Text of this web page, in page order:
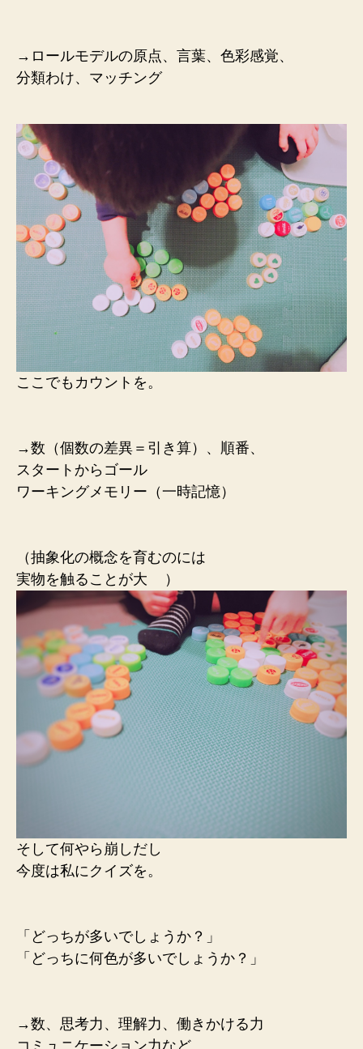
→ロールモデルの原点、言葉、色彩感覚、
分類わけ、マッチング
ここでもカウントを。
→数（個数の差異＝引き算）、順番、
スタートからゴール
ワーキングメモリー （一時記憶）
（抽象化の概念を育むのには
実物を触ることが大
）
そして何やら崩しだし
今度は私にクイズを。
「どっちが多いでしょうか？」
「どっちに何色が多いでしょうか？」
→数、思考力、理解力、働きかける力